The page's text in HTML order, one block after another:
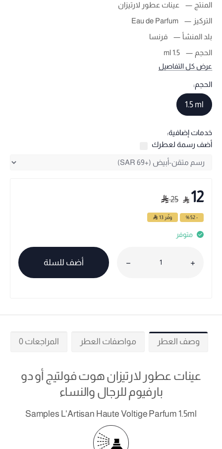
المنتج
عينات عطور لارتيزان
التركيز
Eau de Parfum
بلد المنشأ
فرنسا
الحجم
1.5 ml
عرض كل التفاصيل
الحجم:
1.5 ml
خدمات إضافية:
أضف رسمة لعطرك
12
25
- 52 % وفّر 13
متوفر
أضف للسلة
وصف العطر مواصفات العطر المراجعات 0
عينات عطور لارتيزان هوت فولتيج أو دو
بارفيوم للرجال والنساء
Samples L'Artisan Haute Voltige Parfum 1.5ml